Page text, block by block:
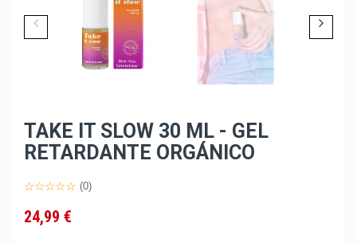
TAKE IT SLOW 30 ML - GEL
RETARDANTE ORGÁNICO
(0)
24,99 €